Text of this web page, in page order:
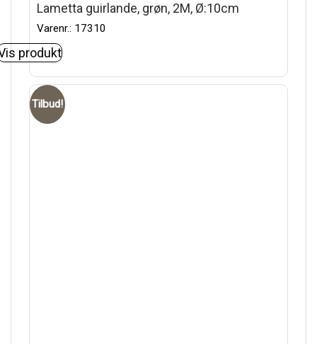
Lametta guirlande, grøn, 2M, Ø:10cm
Varenr.: 17310
produkt
Tilbud!